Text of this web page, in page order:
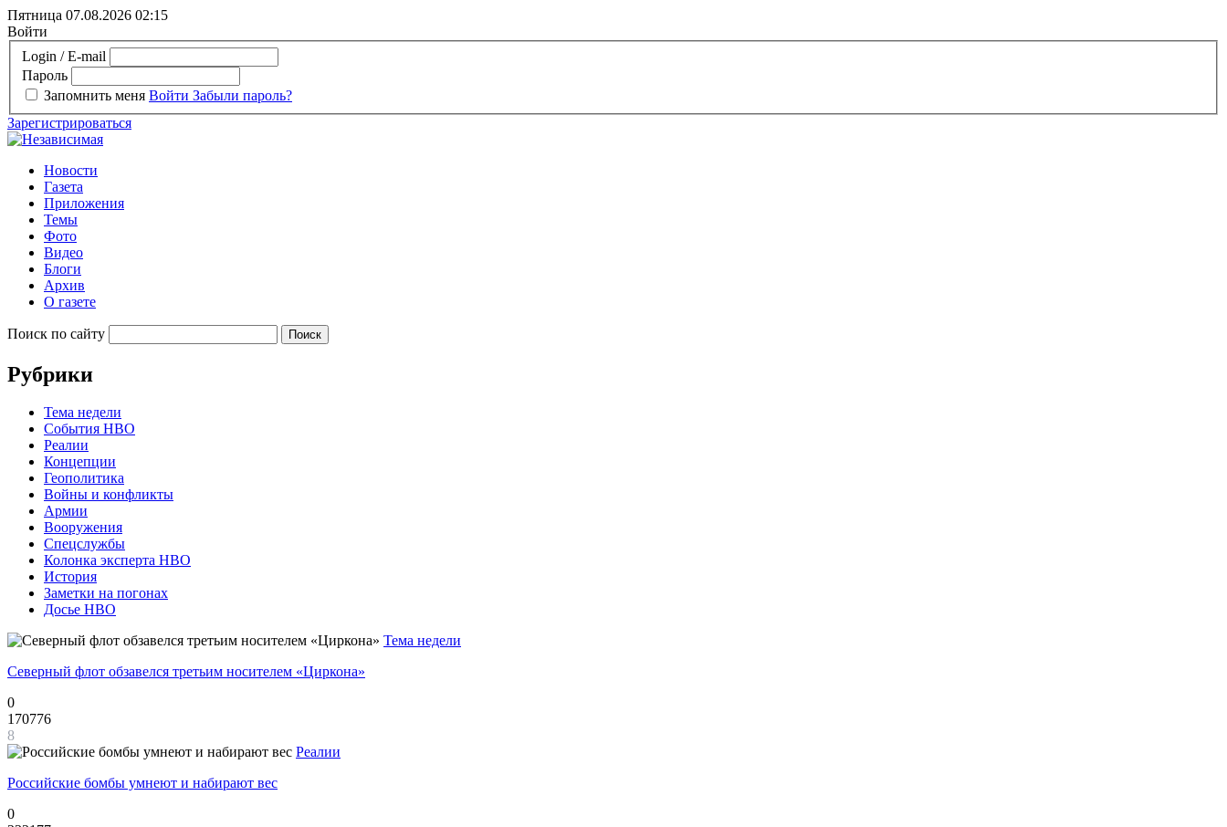
Пятница 07.08.2026 02:15
Войти
Login / E-mail
Пароль
Запомнить меня Войти Забыли пароль?
Зарегистрироваться
Новости
Газета
Приложения
Темы
Фото
Видео
Блоги
Архив
О газете
Поиск по сайту
Рубрики
Тема недели
События НВО
Реалии
Концепции
Геополитика
Войны и конфликты
Армии
Вооружения
Спецслужбы
Колонка эксперта НВО
История
Заметки на погонах
Досье НВО
Тема недели
Северный флот обзавелся третьим носителем «Циркона»
0
170776
8
Реалии
Российские бомбы умнеют и набирают вес
0